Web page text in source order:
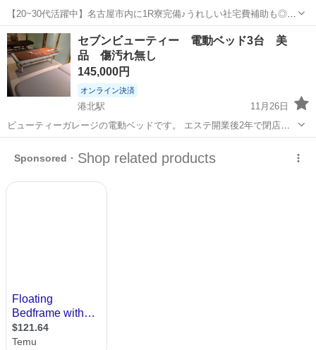
【20~30代活躍中】名古屋市内に1R寮完備♪うれしい社宅費補助も◎未
経験でもしっかり稼げる高収入ワーク☆コツモク派におすすめの組立
＆検査☆正社員登用制度あり《Javz1C》 詳細情報 ＜自動車エンジン
の組立・加工＞ 電気...
愛知 名古屋市 六番町駅
セブンビューティー 電動ベッド3台 美
品 傷汚れ無し
145,000円
オンライン決済
港北駅
11月26日
ビューティーガレージの電動ベッドです。 エステ開業後2年で閉店を
決めたので手放します。 稼働もほぼありませんでしたのでかなり綺麗
です。 必要な方にはかなりお買い得かと思います。 写真や情報の追加
等はいつでもできます。...